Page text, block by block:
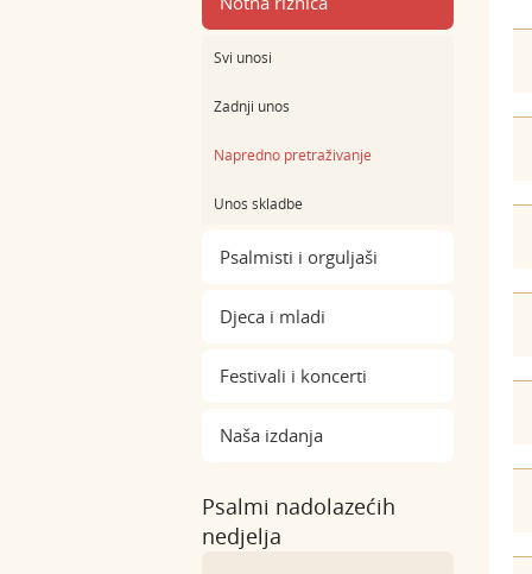
Svi unosi
Zadnji unos
Napredno pretraživanje
Unos skladbe
Psalmisti i orguljaši
Djeca i mladi
Festivali i koncerti
Naša izdanja
Psalmi nadolazećih
nedjelja